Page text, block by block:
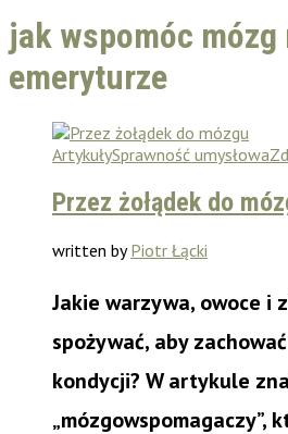
jak wspomóc mózg
emeryturze
ArtykułySprawność umysłowa
Przez żołądek do
written byPiotr Łącki
Jakie warzywa, owoce i
spożywać, aby
kondycji? W artykule
„mózgowspomagaczy”,